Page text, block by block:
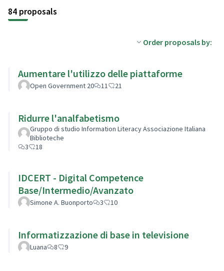
84 proposals
Order proposals by:
Aumentare l'utilizzo delle piattaforme
Open Government 20 11 21
Ridurre l'analfabetismo
Gruppo di studio Information Literacy Associazione Italiana
Biblioteche
3
18
IDCERT - Digital Competence
Base/Intermedio/Avanzato
Simone A. Buonporto 3 10
Informatizzazione di base in televisione
Luana 8 9